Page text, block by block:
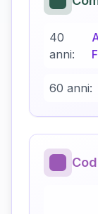
40
anni:
60 anni: